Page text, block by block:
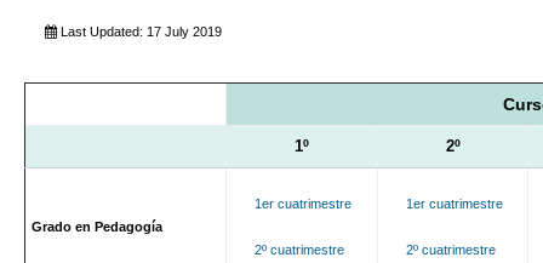
Directorio FCCE
Last Updated: 17 July 2019
1º 2º
Grado en Pedagogía
1er cuatrimestre
2º cuatrimestre
1er cuatrimestre
2º cuatrimestre